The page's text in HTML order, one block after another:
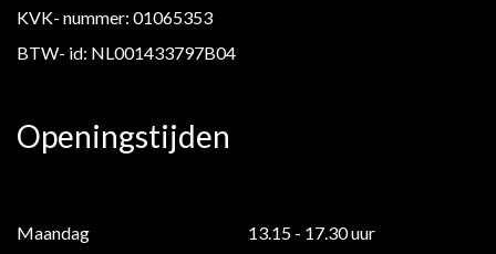
KVK- nummer: 01065353
BTW- id: NL001433797B04
Openingstijden
Maandag
13.15 - 17.30 uur